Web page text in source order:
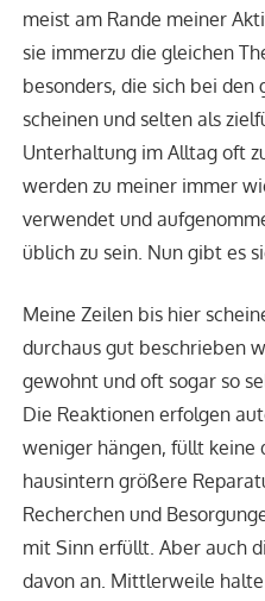
meist am Rande meiner
sie immerzu die gleichen
besonders, die sich bei
scheinen und selten als
Unterhaltung im Alltag oft
werden zu meiner immer
verwendet und
üblich zu sein. Nun gibt es
Meine Zeilen bis hier
durchaus gut beschrieben
gewohnt und oft sogar so
Die Reaktionen erfolgen
weniger hängen, füllt keine
hausintern größere
Recherchen und
mit Sinn erfüllt. Aber auch
davon an. Mittlerweile